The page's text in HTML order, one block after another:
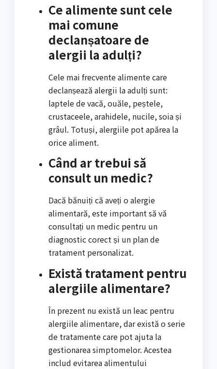
Ce alimente sunt cele
mai comune
declanșatoare de
alergii la adulți?
Cele mai frecvente alimente care
declanșează alergii la adulți sunt:
laptele de vacă, ouăle, peștele,
crustaceele, arahidele, nucile, soia și
grâul. Totuși, alergiile pot apărea la
orice aliment.
Când ar trebui să
consult un medic?
Dacă bănuiți că aveți o alergie
alimentară, este important să vă
consultați un medic pentru un
diagnostic corect și un plan de
tratament personalizat.
Există tratament pentru
alergiile alimentare?
În prezent nu există un leac pentru
alergiile alimentare, dar există o serie
de tratamente care pot ajuta la
gestionarea simptomelor. Acestea
includ evitarea alimentului